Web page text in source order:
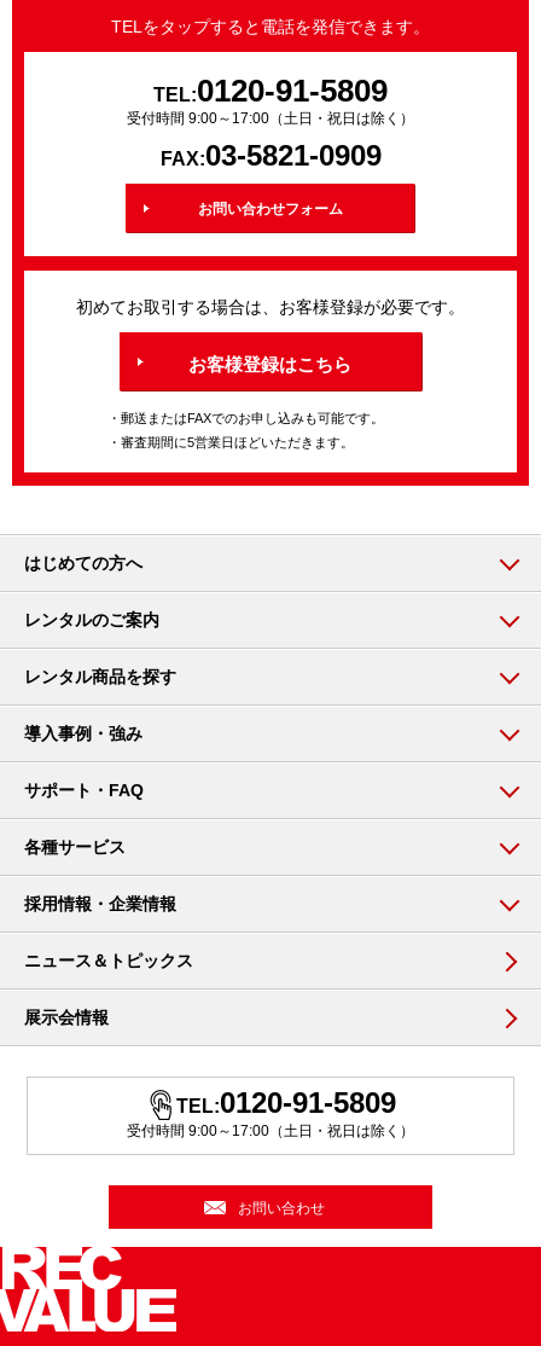
TELをタップすると電話を発信できます。
TEL:0120-91-5809
受付時間 9:00～17:00（土日・祝日は除く）
FAX:03-5821-0909
お問い合わせフォーム
初めてお取引する場合は、お客様登録が必要です。
お客様登録はこちら
・郵送またはFAXでのお申し込みも可能です。
・審査期間に5営業日ほどいただきます。
はじめての方へ
レンタルのご案内
レンタル商品を探す
導入事例・強み
サポート・FAQ
各種サービス
採用情報・企業情報
ニュース＆トピックス
展示会情報
TEL:0120-91-5809
受付時間 9:00～17:00（土日・祝日は除く）
お問い合わせ